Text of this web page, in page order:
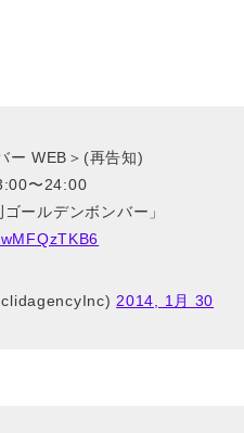
ー WEB＞(再告知)
〜24:00
ールデンボンバー」
2014, 1月 30